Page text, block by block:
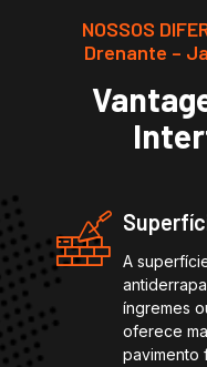
NOSSOS
Drenante –
A
íngremes
oferece
pavimento